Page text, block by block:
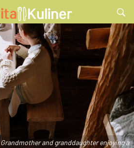
Grandmother and granddaughter enjoying a